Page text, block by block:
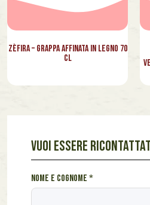
Zèfira – Grappa affinata in legno 70
cl
VUOI ESSERE
Nome e cognome *